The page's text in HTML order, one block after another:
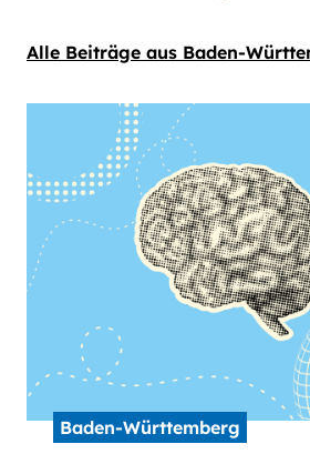
Alle Beiträge aus Baden-
Baden-Württemberg